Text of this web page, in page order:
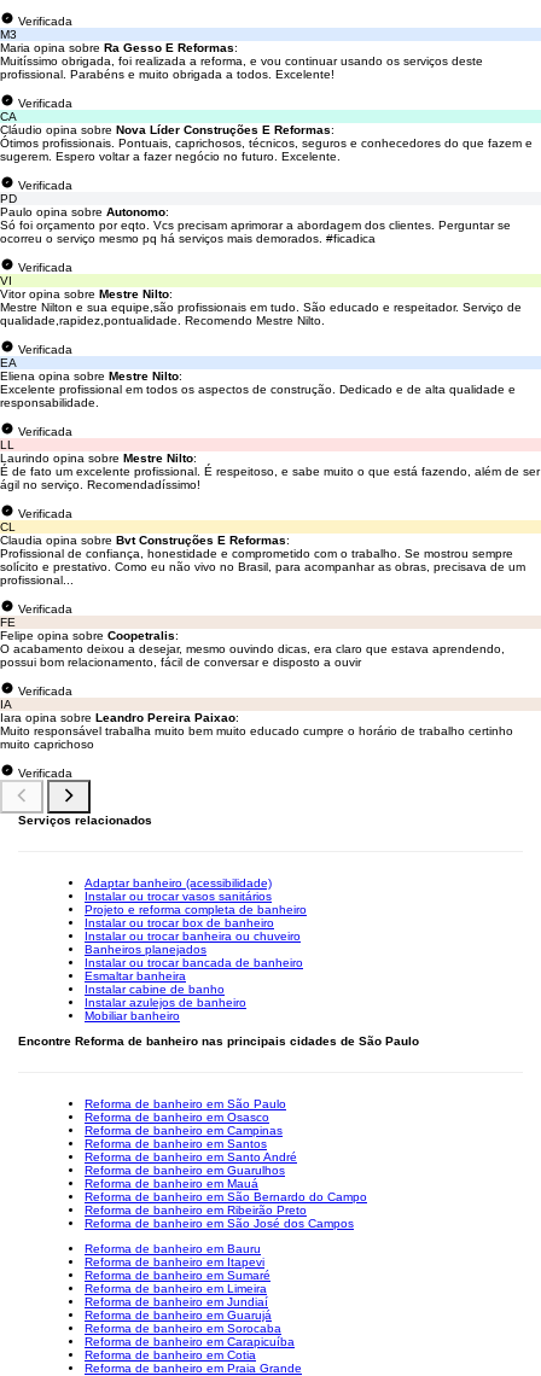
Verificada
M3
Maria opina sobre Ra Gesso E Reformas:
Muitíssimo obrigada, foi realizada a reforma, e vou continuar usando os serviços deste
profissional. Parabéns e muito obrigada a todos. Excelente!
Verificada
CA
Cláudio opina sobre Nova Líder Construções E Reformas:
Ótimos profissionais. Pontuais, caprichosos, técnicos, seguros e conhecedores do que fazem e
sugerem. Espero voltar a fazer negócio no futuro. Excelente.
Verificada
PD
Paulo opina sobre Autonomo:
Só foi orçamento por eqto. Vcs precisam aprimorar a abordagem dos clientes. Perguntar se
ocorreu o serviço mesmo pq há serviços mais demorados. #ficadica
Verificada
VI
Vitor opina sobre Mestre Nilto:
Mestre Nilton e sua equipe,são profissionais em tudo. São educado e respeitador. Serviço de
qualidade,rapidez,pontualidade. Recomendo Mestre Nilto.
Verificada
EA
Eliena opina sobre Mestre Nilto:
Excelente profissional em todos os aspectos de construção. Dedicado e de alta qualidade e
responsabilidade.
Verificada
LL
Laurindo opina sobre Mestre Nilto:
É de fato um excelente profissional. É respeitoso, e sabe muito o que está fazendo, além de ser
ágil no serviço. Recomendadíssimo!
Verificada
CL
Claudia opina sobre Bvt Construções E Reformas:
Profissional de confiança, honestidade e comprometido com o trabalho. Se mostrou sempre
solícito e prestativo. Como eu não vivo no Brasil, para acompanhar as obras, precisava de um
profissional...
Verificada
FE
Felipe opina sobre Coopetralis:
O acabamento deixou a desejar, mesmo ouvindo dicas, era claro que estava aprendendo,
possui bom relacionamento, fácil de conversar e disposto a ouvir
Verificada
IA
Iara opina sobre Leandro Pereira Paixao:
Muito responsável trabalha muito bem muito educado cumpre o horário de trabalho certinho
muito caprichoso
Verificada
Serviços relacionados
Adaptar banheiro (acessibilidade)
Instalar ou trocar vasos sanitários
Projeto e reforma completa de banheiro
Instalar ou trocar box de banheiro
Instalar ou trocar banheira ou chuveiro
Banheiros planejados
Instalar ou trocar bancada de banheiro
Esmaltar banheira
Instalar cabine de banho
Instalar azulejos de banheiro
Mobiliar banheiro
Encontre Reforma de banheiro nas principais cidades de São Paulo
Reforma de banheiro em São Paulo
Reforma de banheiro em Osasco
Reforma de banheiro em Campinas
Reforma de banheiro em Santos
Reforma de banheiro em Santo André
Reforma de banheiro em Guarulhos
Reforma de banheiro em Mauá
Reforma de banheiro em São Bernardo do Campo
Reforma de banheiro em Ribeirão Preto
Reforma de banheiro em São José dos Campos
Reforma de banheiro em Bauru
Reforma de banheiro em Itapevi
Reforma de banheiro em Sumaré
Reforma de banheiro em Limeira
Reforma de banheiro em Jundiaí
Reforma de banheiro em Guarujá
Reforma de banheiro em Sorocaba
Reforma de banheiro em Carapicuíba
Reforma de banheiro em Cotia
Reforma de banheiro em Praia Grande